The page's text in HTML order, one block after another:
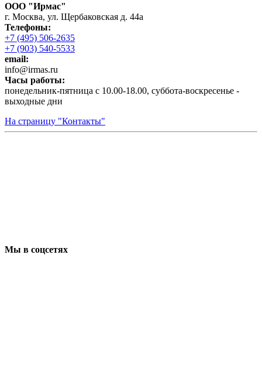
ООО "Ирмас"
г. Москва, ул. Щербаковская д. 44а
Телефоны:
+7 (495) 506-2635
+7 (903) 540-5533
email:
infо@irmas.ru
Часы работы:
понедельник-пятница с 10.00-18.00, суббота-воскресенье -
выходные дни
На страницу "Контакты"
Мы в соцсетях